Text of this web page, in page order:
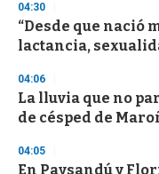
d
s
o
f
3
s
e
c
n
d
04:30
“Desde que nació
lactancia,
04:06
La lluvia que no
de césped de
04:05
En Paysandú y